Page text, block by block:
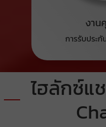
งา
การรับประ
ไฮลักซ์แ